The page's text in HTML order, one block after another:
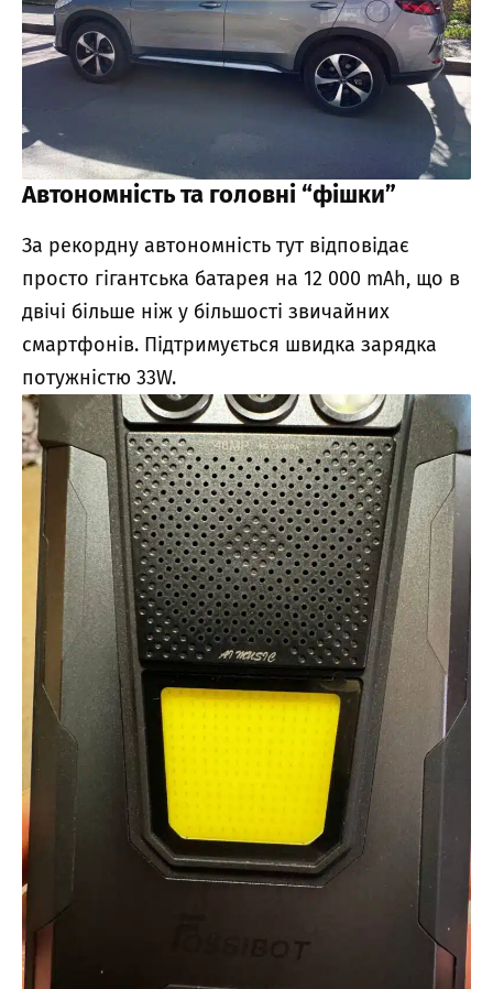
Автономність та головні “фішки”
За рекордну автономність тут відповідає
просто гігантська батарея на 12 000 mAh, що в
двічі більше ніж у більшості звичайних
смартфонів. Підтримується швидка зарядка
потужністю 33W.